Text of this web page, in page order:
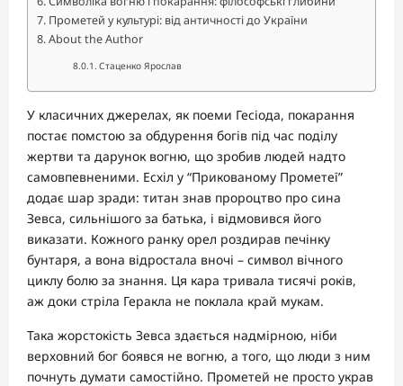
Прометей у культурі: від античності до України
About the Author
Стаценко Ярослав
У класичних джерелах, як поеми Гесіода, покарання
постає помстою за обдурення богів під час поділу
жертви та дарунок вогню, що зробив людей надто
самовпевненими. Есхіл у “Прикованому Прометеї”
додає шар зради: титан знав пророцтво про сина
Зевса, сильнішого за батька, і відмовився його
виказати. Кожного ранку орел роздирав печінку
бунтаря, а вона відростала вночі – символ вічного
циклу болю за знання. Ця кара тривала тисячі років,
аж доки стріла Геракла не поклала край мукам.
Така жорстокість Зевса здається надмірною, ніби
верховний бог боявся не вогню, а того, що люди з ним
почнуть думати самостійно. Прометей не просто украв